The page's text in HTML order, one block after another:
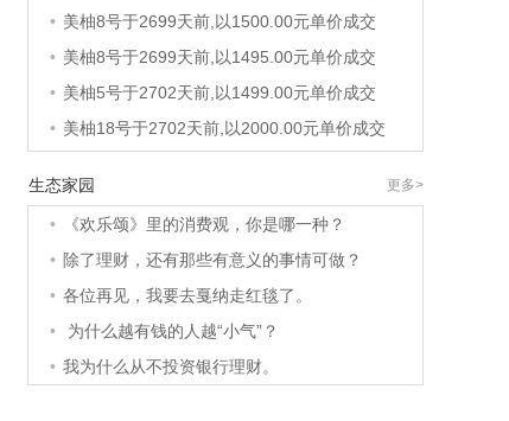
• 美柚8号于2699天前,以1500.00元单价成交
• 美柚8号于2699天前,以1495.00元单价成交
• 美柚5号于2702天前,以1499.00元单价成交
• 美柚18号于2702天前,以2000.00元单价成交
•
美柚3号于2703天前,以1500.00元单价成交
美柚38号于2703天前,以1500.00元单价成交
美柚20号于2717天前,以1495.00元单价成交
美柚38号于2720天前,以1500.00元单价成交
美柚10号于2720天前,以2000.00元单价成交
美柚8号于2722天前,以1490.00元单价成交
生态家园 更多>
•
《欢乐颂》里的消费观，你是哪一种？
• 除了理财，还有那些有意义的事情可做？
• 各位再见，我要去戛纳走红毯了。
•
为什么越有钱的人越“小气”？
• 我为什么从不投资银行理财。